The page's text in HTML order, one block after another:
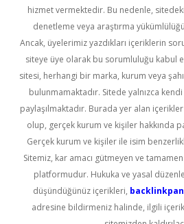
hizmet vermektedir. Bu nedenle,
denetleme veya araştırma
Ancak, üyelerimiz yazdıkları içeriklerin
siteye üye olarak bu sorumluluğu kabul
sitesi, herhangi bir marka, kurum veya
bulunmamaktadır. Sitede yalnızca kendi
paylaşılmaktadır. Burada yer alan
olup, gerçek kurum ve kişiler hakkında
Gerçek kurum ve kişiler ile isim
Sitemiz, kar amacı gütmeyen ve
platformudur. Hukuka ve yasal
düşündüğünüz içerikleri,
adresine bildirmeniz halinde, ilgili